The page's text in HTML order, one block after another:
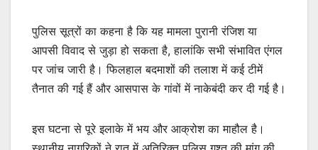
पुलिस सूत्रों का कहना है कि यह मामला पुरानी रंजिश या
आपसी विवाद से जुड़ा हो सकता है, हालांकि सभी संभावित एंगल
पर जांच जारी है। फिलहाल बदमाशों की तलाश में कई टीमें
तैनात की गई हैं और आसपास के गांवों में नाकेबंदी कर दी गई है।
इस घटना से पूरे इलाके में भय और आक्रोश का माहौल है।